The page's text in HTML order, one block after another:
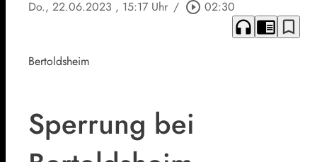
Do., 22.06.2023 , 15:17 Uhr / play_circle_outline 02:30
headphones chrome_reader_mode bookmark_border
Bertoldsheim
Sperrung bei